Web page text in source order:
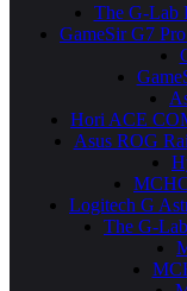
The G-Lab
GameSir G7
Hori ACE
Asus ROG
Logitech G
The G-